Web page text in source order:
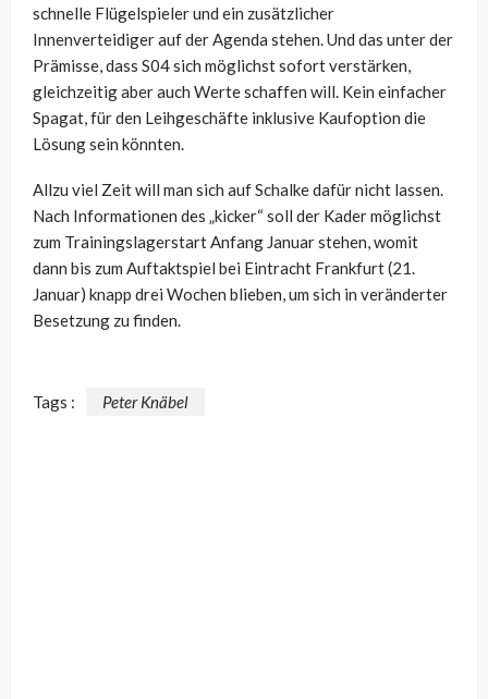
schnelle Flügelspieler und ein zusätzlicher
Innenverteidiger auf der Agenda stehen. Und das unter der
Prämisse, dass S04 sich möglichst sofort verstärken,
gleichzeitig aber auch Werte schaffen will. Kein einfacher
Spagat, für den Leihgeschäfte inklusive Kaufoption die
Lösung sein könnten.
Allzu viel Zeit will man sich auf Schalke dafür nicht lassen.
Nach Informationen des „kicker“ soll der Kader möglichst
zum Trainingslagerstart Anfang Januar stehen, womit
dann bis zum Auftaktspiel bei Eintracht Frankfurt (21.
Januar) knapp drei Wochen blieben, um sich in veränderter
Besetzung zu finden.
Tags : Peter Knäbel